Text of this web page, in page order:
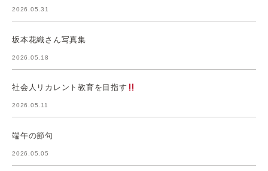
2026.05.31
坂本花織さん写真集
2026.05.18
社会人リカレント教育を目指す
2026.05.11
端午の節句
2026.05.05